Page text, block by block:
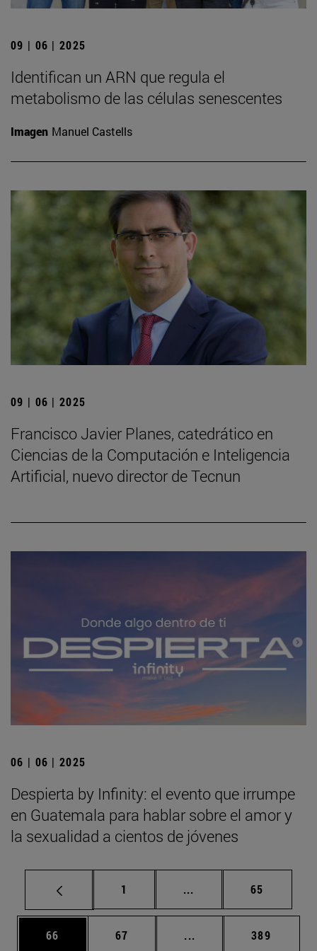
09 | 06 | 2025
Identifican un ARN que regula el
metabolismo de las células senescentes
Imagen Manuel Castells
09 | 06 | 2025
Francisco Javier Planes, catedrático en
Ciencias de la Computación e Inteligencia
Artificial, nuevo director de Tecnun
06 | 06 | 2025
Despierta by Infinity: el evento que irrumpe
en Guatemala para hablar sobre el amor y
la sexualidad a cientos de jóvenes
Página
1 ... Páginas intermedias
Página
65
Página
66 Página
67 ... Páginas intermedias
Página
389